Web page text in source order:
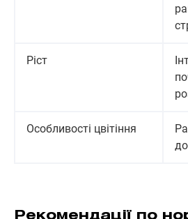
Ріст
Особливості цвітіння
Рекомендації по